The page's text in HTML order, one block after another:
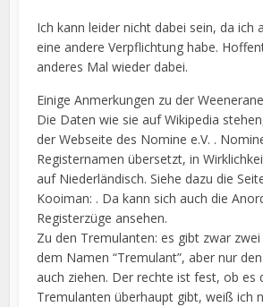
Ich kann leider nicht dabei sein, da ich
eine andere Verpflichtung habe.
anderes Mal wieder dabei.
Einige Anmerkungen zu der
Die Daten wie sie auf Wikipedia
der Webseite des Nomine e.V. .
Registernamen übersetzt, in
auf Niederländisch. Siehe dazu die
Kooiman: . Da kann sich auch die
Registerzüge ansehen.
Zu den Tremulanten: es gibt zwar
dem Namen “Tremulant”, aber nur
auch ziehen. Der rechte ist fest, ob es
Tremulanten überhaupt gibt, weiß ich